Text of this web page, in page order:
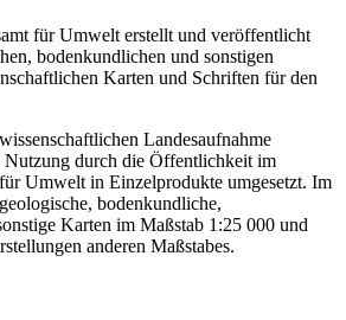
für Umwelt erstellt und veröffentlicht
bodenkundlichen und sonstigen
Karten und Schriften für den
Landesaufnahme
Nutzung durch die Öffentlichkeit im
Umwelt in Einzelprodukte umgesetzt. Im
bodenkundliche,
Karten im Maßstab 1:25 000 und
anderen Maßstabes.